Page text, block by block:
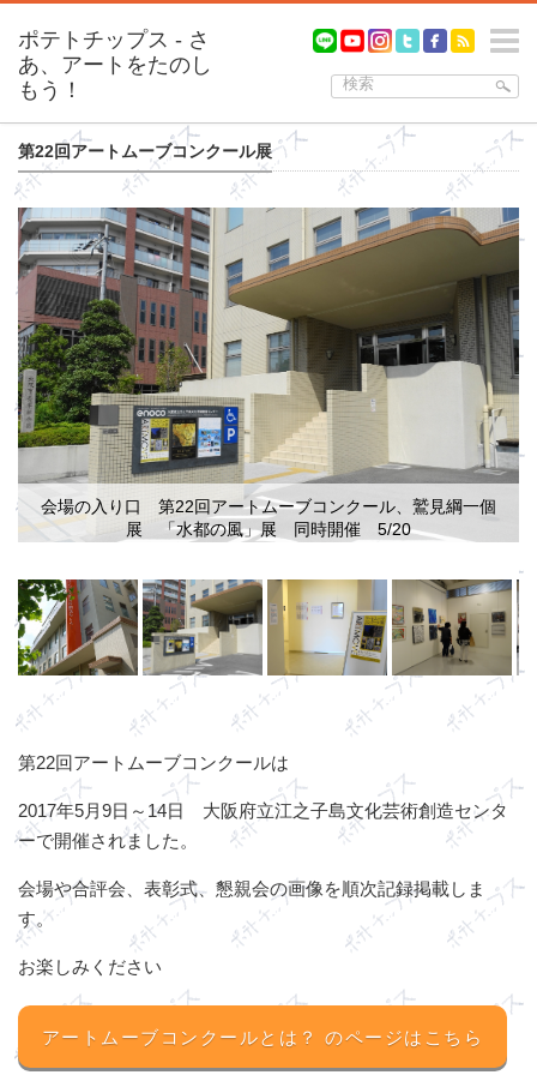
第22回アートムーブコンクール展
会場の入り口 第22回アートムーブコンクール、鷲見綱一個
展 「水都の風」展 同時開催 5/20
第22回アートムーブコンクールは
2017年5月9日～14日 大阪府立江之子島文化芸術創造センタ
ーで開催されました。
会場や合評会、表彰式、懇親会の画像を順次記録掲載しま
す。
お楽しみください
アートムーブコンクールとは？ のページはこちら